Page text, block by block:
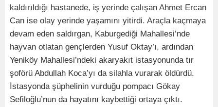
kaldırıldığı hastanede, iş yerinde çalışan Ahmet Ercan
Can ise olay yerinde yaşamını yitirdi. Araçla kaçmaya
devam eden saldırgan, Kaburgediği Mahallesi’nde
hayvan otlatan gençlerden Yusuf Oktay’ı, ardından
Yeniköy Mahallesi’ndeki akaryakıt istasyonunda tır
şoförü Abdullah Koca’yı da silahla vurarak öldürdü.
İstasyonda şüphelinin vurduğu pompacı Gökay
Sefiloğlu’nun da hayatını kaybettiği ortaya çıktı.